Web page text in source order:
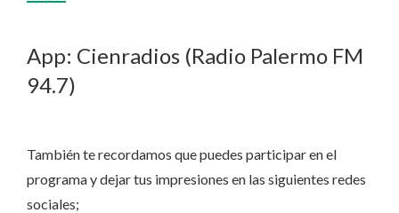
App: Cienradios (Radio Palermo FM
94.7)
También te recordamos que puedes participar en el
programa y dejar tus impresiones en las siguientes redes
sociales;